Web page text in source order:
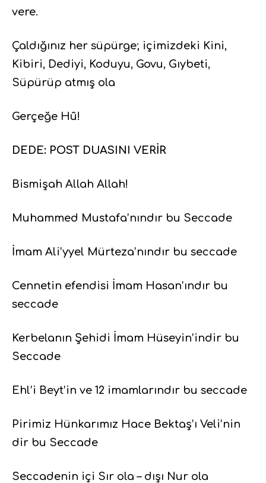
vere.
Çaldığınız her süpürge; içimizdeki Kini,
Kibiri, Dediyi, Koduyu, Govu, Gıybeti,
Süpürüp atmış ola
Gerçeğe Hû!
DEDE: POST DUASINI VERİR
Bismişah Allah Allah!
Muhammed Mustafa’nındır bu Seccade
İmam Ali’yyel Mürteza’nındır bu seccade
Cennetin efendisi İmam Hasan’ındır bu
seccade
Kerbelanın Şehidi İmam Hüseyin’indir bu
Seccade
Ehl’i Beyt’in ve 12 imamlarındır bu seccade
Pirimiz Hünkarımız Hace Bektaş’ı Veli’nin
dir bu Seccade
Seccadenin içi Sır ola – dışı Nur ola